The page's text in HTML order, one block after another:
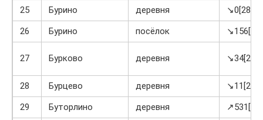
25
Бурино деревня
↘0[28]
26
Бурино посёлок ↘156[28]
27 Бурково деревня ↘34[28]
28 Бурцево деревня
↘11[28]
29
Буторлино деревня
↗531[28]